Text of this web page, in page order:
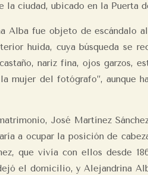
la ciudad, ubicado en la Puerta
Alba fue objeto de escándalo
huida, cuya búsqueda se
nariz fina, ojos garzos,
mujer del fotógrafo”, aunque
José Martínez
a ocupar la posición de
que vivía con ellos desde
el domicilio, y Alejandrina